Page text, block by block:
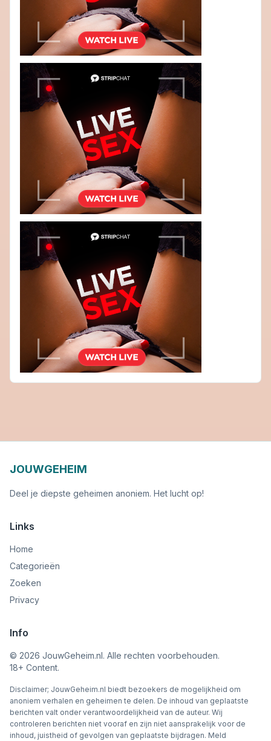
JOUWGEHEIM
Deel je diepste geheimen anoniem. Het lucht op!
Links
Home
Categorieën
Zoeken
Privacy
Info
© 2026 JouwGeheim.nl. Alle rechten voorbehouden.
18+ Content.
Disclaimer; JouwGeheim.nl biedt bezoekers de mogelijkheid om
anoniem verhalen en geheimen te delen. De inhoud van geplaatste
berichten valt onder verantwoordelijkheid van de auteur. Wij
controleren berichten niet vooraf en zijn niet aansprakelijk voor de
inhoud, juistheid of gevolgen van geplaatste bijdragen. Meld